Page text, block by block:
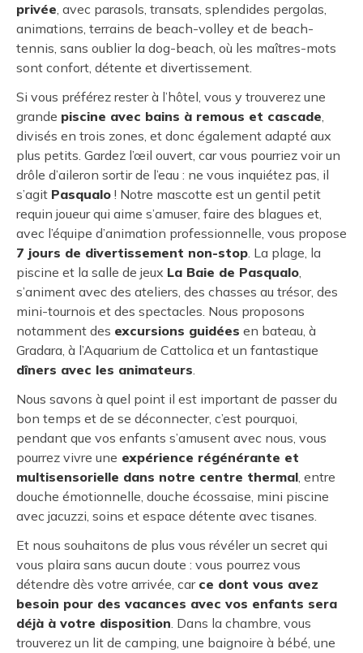
privée, avec parasols, transats, splendides pergolas,
animations, terrains de beach-volley et de beach-
tennis, sans oublier la dog-beach, où les maîtres-mots
sont confort, détente et divertissement.
Si vous préférez rester à l’hôtel, vous y trouverez une
grande piscine avec bains à remous et cascade,
divisés en trois zones, et donc également adapté aux
plus petits. Gardez l’œil ouvert, car vous pourriez voir un
drôle d’aileron sortir de l’eau : ne vous inquiétez pas, il
s’agit Pasqualo ! Notre mascotte est un gentil petit
requin joueur qui aime s’amuser, faire des blagues et,
avec l’équipe d’animation professionnelle, vous propose
7 jours de divertissement non-stop. La plage, la
piscine et la salle de jeux La Baie de Pasqualo,
s’animent avec des ateliers, des chasses au trésor, des
mini-tournois et des spectacles. Nous proposons
notamment des excursions guidées en bateau, à
Gradara, à l’Aquarium de Cattolica et un fantastique
dîners avec les animateurs.
Nous savons à quel point il est important de passer du
bon temps et de se déconnecter, c’est pourquoi,
pendant que vos enfants s’amusent avec nous, vous
pourrez vivre une expérience régénérante et
multisensorielle dans notre centre thermal, entre
douche émotionnelle, douche écossaise, mini piscine
avec jacuzzi, soins et espace détente avec tisanes.
Et nous souhaitons de plus vous révéler un secret qui
vous plaira sans aucun doute : vous pourrez vous
détendre dès votre arrivée, car ce dont vous avez
besoin pour des vacances avec vos enfants sera
déjà à votre disposition. Dans la chambre, vous
trouverez un lit de camping, une baignoire à bébé, une